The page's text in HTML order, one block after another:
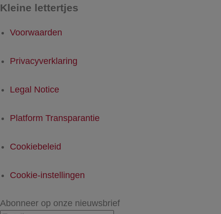
Kleine lettertjes
Voorwaarden
Privacyverklaring
Legal Notice
Platform Transparantie
Cookiebeleid
Cookie-instellingen
Abonneer op onze nieuwsbrief